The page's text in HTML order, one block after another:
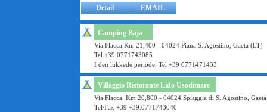
Detail EMAIL
Camping Baja
Via Flacca Km 21,400 - 04024 Piana S. Agostino, Gaeta (LT)
Tel +39 0771743085
I den lukkede periode: Tel +39 0771471433
Villaggio Ristorante Lido Usodimare
Via Flacca, Km 20,800 - 04024 Spiaggia di S. Agostino,
Tel/Fax +39 +39.0771743040